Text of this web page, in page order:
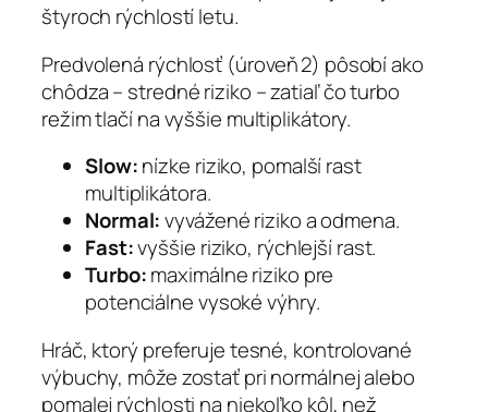
štyroch rýchlostí letu.
Predvolená rýchlosť (úroveň 2) pôsobí ako
chôdza – stredné riziko – zatiaľ čo turbo
režim tlačí na vyššie multiplikátory.
Slow:nízke riziko, pomalší rast
multiplikátora.
Normal:vyvážené riziko a odmena.
Fast:vyššie riziko, rýchlejší rast.
Turbo:maximálne riziko pre
potenciálne vysoké výhry.
Hráč, ktorý preferuje tesné, kontrolované
výbuchy, môže zostať pri normálnej alebo
pomalej rýchlosti na niekoľko kôl, než